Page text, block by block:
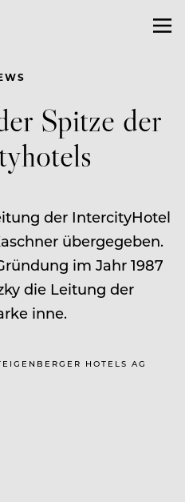
Spitze der
der IntercityHotel
übergegeben.
im Jahr 1987
die Leitung der
inne.
HOTELS AG